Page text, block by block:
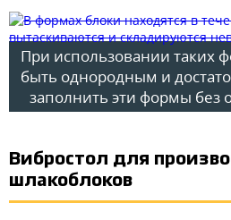
При использовании таких
быть однородным и
заполнить эти формы без
Вибростол для
шлакоблоков